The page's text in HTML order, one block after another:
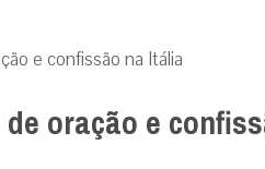
e confissão na Itália
oração e